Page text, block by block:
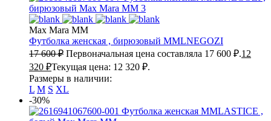
Max Mara MM
Футболка женская , бирюзовый MMLNEGOZI
17 600₽ Первоначальная цена составляла 17 600 ₽.12
320 ₽Текущая цена: 12 320 ₽.
Размеры в наличии:
L M S XL
-30%